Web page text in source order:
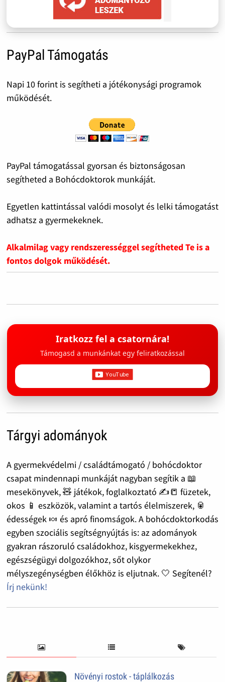
PayPal Támogatás
Napi 10 forint is segítheti a jótékonysági programok
működését.
PayPal támogatással gyorsan és biztonságosan
segítheted a Bohócdoktorok munkáját.
Egyetlen kattintással valódi mosolyt és lelki támogatást
adhatsz a gyermekeknek.
Alkalmilag vagy rendszerességgel segítheted Te is a
fontos dolgok működését.
Iratkozz fel a csatornára!
Támogasd a munkánkat egy feliratkozással
Tárgyi adományok
A gyermekvédelmi / családtámogató / bohócdoktor
csapat mindennapi munkáját nagyban segítik a 📖
mesekönyvek, 🧸 játékok, foglalkoztató ✍️📒 füzetek,
okos 📱 eszközök, valamint a tartós élelmiszerek, 🥫
édességek 🍬 és apró finomságok. A bohócdoktorkodás
egyben szociális segítségnyújtás is: az adományok
gyakran rászoruló családokhoz, kisgyermekekhez,
egészségügyi dolgozókhoz, sőt olykor
mélyszegénységben élőkhöz is eljutnak. 🤍 Segítenél?
Írj nekünk!
Növényi rostok - táplálkozás